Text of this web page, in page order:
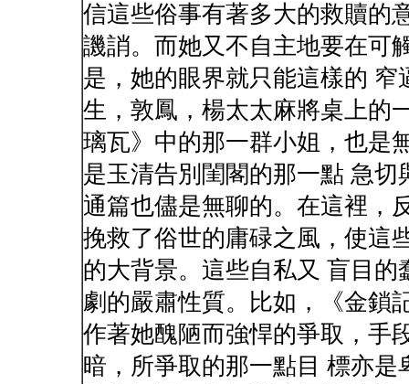
信這些俗事有著多大的救贖的
譏誚。而她又不自主地要在可
是，她的眼界就只能這樣的 窄
生，敦鳳，楊太太麻將桌上的
璃瓦》中的那一群小姐，也是
是玉清告別閨閣的那一點 急
通篇也儘是無聊的。在這裡，
挽救了俗世的庸碌之風，使這
的大背景。這些自私又 盲目
劇的嚴肅性質。比如，《金鎖
作著她醜陋而強悍的爭取，手
暗，所爭取的那一點目 標亦